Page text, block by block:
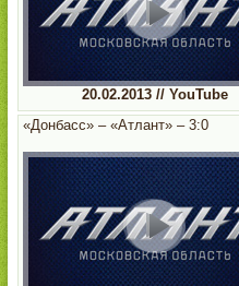
20.02.2013 // YouTube
«Донбасс» – «Атлант» – 3:0